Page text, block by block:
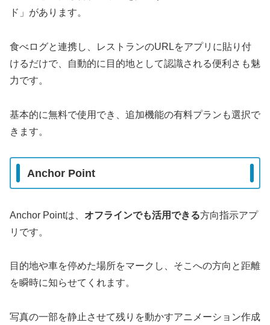
ド」があります。
食べログと連携し、レストランのURLをアプリに貼り付
けるだけで、自動的に目的地として認識される便利さも魅
力です。
基本的に無料で使用でき、追加機能の有料プランも選択で
きます。
Anchor Point
Anchor Pointは、 オフラインでも活用できる方向指示アプ
リです。
目的地や車を停めた場所をマークし、そこへの方向と距離
を瞬時に知らせてくれます。
写真の一部を静止させて残りを動かすアニメーション作成